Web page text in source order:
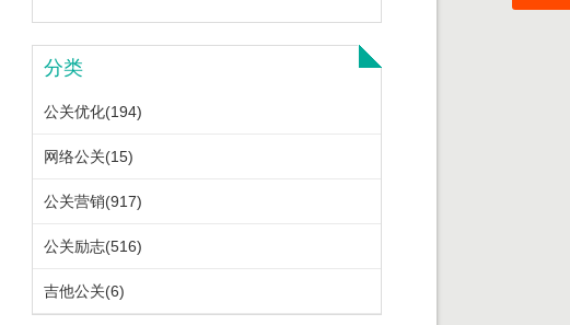
分类
公关优化(194)
网络公关(15)
公关营销(917)
公关励志(516)
吉他公关(6)